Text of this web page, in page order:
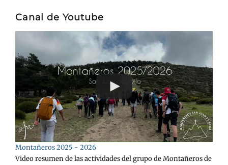
entradas
Canal de Youtube
Montañeros 2025 - 2026
Video resumen de las actividades del grupo de Montañeros de